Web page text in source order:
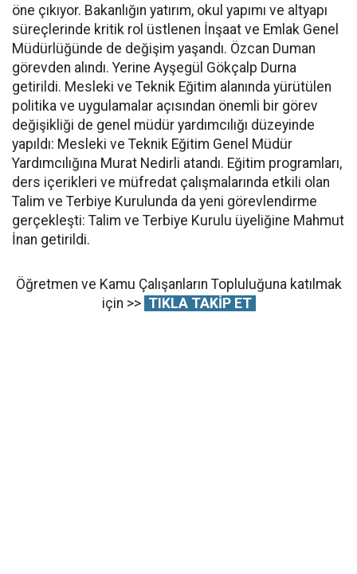
öne çıkıyor. Bakanlığın yatırım, okul yapımı ve altyapı
süreçlerinde kritik rol üstlenen İnşaat ve Emlak Genel
Müdürlüğünde de değişim yaşandı. Özcan Duman
görevden alındı. Yerine Ayşegül Gökçalp Durna
getirildi. Mesleki ve Teknik Eğitim alanında yürütülen
politika ve uygulamalar açısından önemli bir görev
değişikliği de genel müdür yardımcılığı düzeyinde
yapıldı: Mesleki ve Teknik Eğitim Genel Müdür
Yardımcılığına Murat Nedirli atandı. Eğitim programları,
ders içerikleri ve müfredat çalışmalarında etkili olan
Talim ve Terbiye Kurulunda da yeni görevlendirme
gerçekleşti: Talim ve Terbiye Kurulu üyeliğine Mahmut
İnan getirildi.
Öğretmen ve Kamu Çalışanların Topluluğuna katılmak
için >> TIKLA TAKİP ET